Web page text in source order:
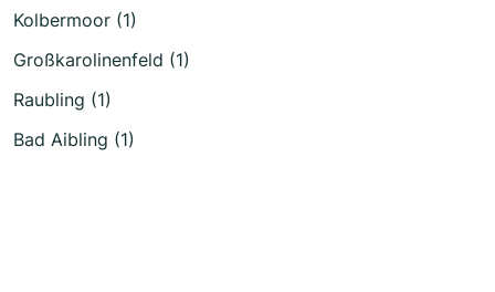
Kolbermoor (1)
Großkarolinenfeld (1)
Raubling (1)
Bad Aibling (1)